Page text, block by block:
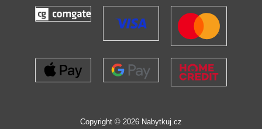
Copyright © 2026 Nabytkuj.cz